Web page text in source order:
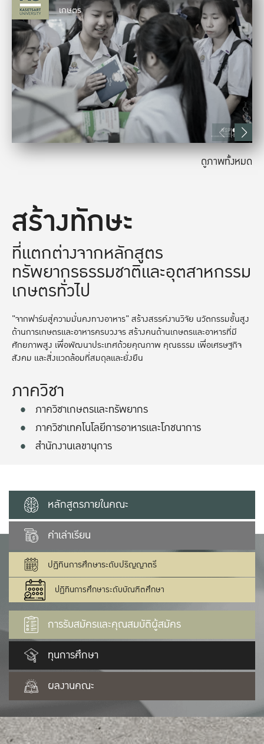
สร้างทักษะ
ที่แตกต่างจากหลักสูตร
ทรัพยากรธรรมชาติและอุตสาหกรรม
เกษตรทั่วไป
"จากฟาร์มสู่ความมั่นคงทางอาหาร" สร้างสรรค์งานวิจัย นวัตกรรมขั้นสูง
ด้านการเกษตรและอาหารครบวงจร สร้างคนด้านเกษตรและอาหารที่มี
ศักยภาพสูง เพื่อพัฒนาประเทศด้วยคุณภาพ คุณธรรม เพื่อเศรษฐกิจ
สังคม และสิ่งแวดล้อมที่สมดุลและยั่งยืน
ภาควิชา
ภาควิชาเกษตรและทรัพยากร
ภาควิชาเทคโนโลยีการอาหารและโภชนาการ
สำนักงานเลขานุการ
เกษตร
ดูภาพทั้งหมด
หลักสูตรภายในคณะ
ค่าเล่าเรียน
ปฏิทินการศึกษาระดับปริญญาตรี
ปฏิทินการศึกษาระดับบัณฑิตศึกษา
การรับสมัครและคุณสมบัติผู้สมัคร
ทุนการศึกษา
ผลงานคณะ